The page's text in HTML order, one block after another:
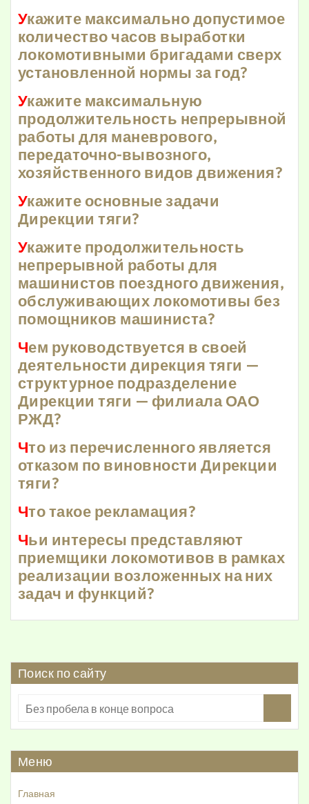
Укажите максимально допустимое
количество часов выработки
локомотивными бригадами сверх
установленной нормы за год?
Укажите максимальную
продолжительность непрерывной
работы для маневрового,
передаточно-вывозного,
хозяйственного видов движения?
Укажите основные задачи
Дирекции тяги?
Укажите продолжительность
непрерывной работы для
машинистов поездного движения,
обслуживающих локомотивы без
помощников машиниста?
Чем руководствуется в своей
деятельности дирекция тяги —
структурное подразделение
Дирекции тяги — филиала ОАО
РЖД?
Что из перечисленного является
отказом по виновности Дирекции
тяги?
Что такое рекламация?
Чьи интересы представляют
приемщики локомотивов в рамках
реализации возложенных на них
задач и функций?
Поиск по сайту
Меню
Главная